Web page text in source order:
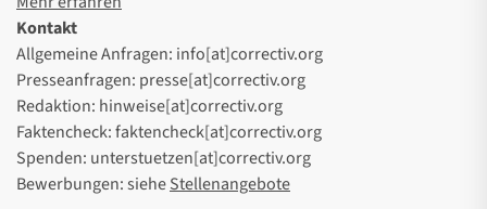
Kontakt
Allgemeine Anfragen: info[at]correctiv.org
Presseanfragen: presse[at]correctiv.org
Redaktion: hinweise[at]correctiv.org
Faktencheck: faktencheck[at]correctiv.org
Spenden: unterstuetzen[at]correctiv.org
Bewerbungen: sieheStellenangebote